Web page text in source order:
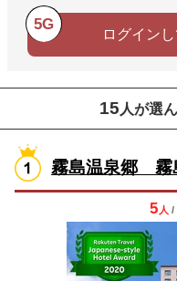
5G
ログイン
15 人が選
霧島温泉郷 霧
5 人 /